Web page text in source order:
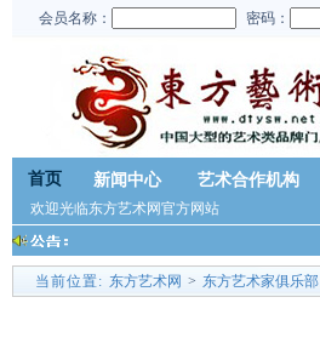
会员名称： 密码：
首页 新闻中心 艺术合作机构
欢迎光临东方艺术网官方网站
当前位置: 东方艺术网 > 东方艺术家俱乐部